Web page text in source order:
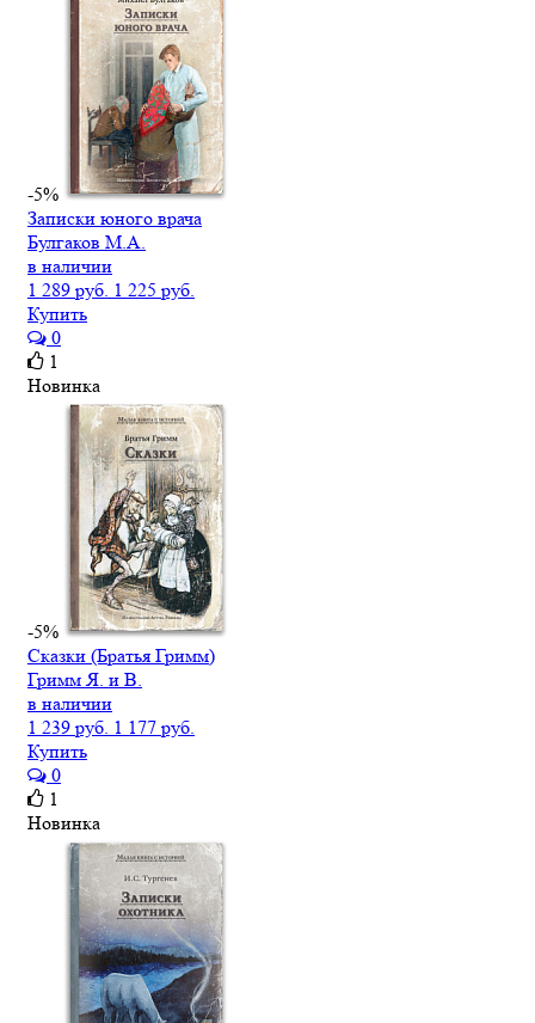
-5%
Записки юного врача
Булгаков М.А.
в наличии
1 289 руб. 1 225 руб.
Купить
0
1
Новинка
-5%
Сказки (Братья Гримм)
Гримм Я. и В.
в наличии
1 239 руб. 1 177 руб.
Купить
0
1
Новинка